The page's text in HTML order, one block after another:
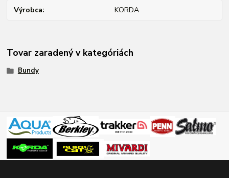
Výrobca KORDA
Tovar zaradený v kategóriách
Bundy